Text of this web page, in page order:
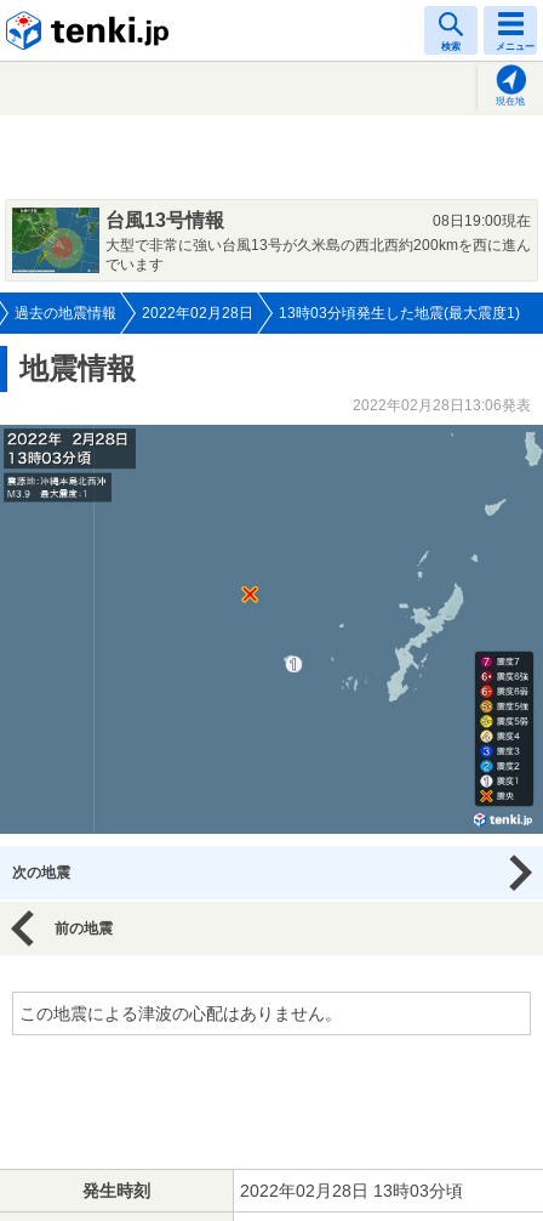
検索 メニュー
現在地
台風13号情報
08日19:00現在
大型で非常に強い台風13号が久米島の西北西約200kmを西に進ん
でいます
過去の地震情報 2022年02月28日 13時03分頃発生した地震(最大震度1)
地震情報
2022年02月28日13:06発表
次の地震
前の地震
この地震による津波の心配はありません。
発生時刻 2022年02月28日 13時03分頃